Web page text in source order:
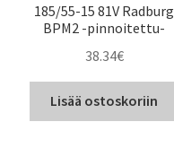
185/55-15 81V Radburg
BPM2 -pinnoitettu-
38.34€
Lisää ostoskoriin